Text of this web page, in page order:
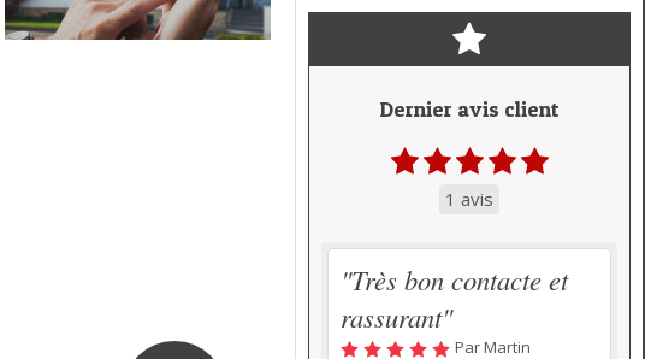
Dernier avis client
1 avis
"Très bon contacte et
rassurant"
Par Martin